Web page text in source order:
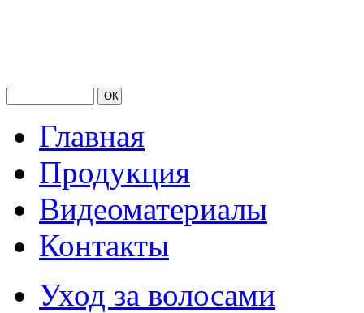
Главная
Продукция
Видеоматериалы
Контакты
Уход за волосами